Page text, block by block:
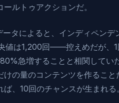
ルトゥアクションだ。
タによると、インディペンデ
値は1,200回——控えめだが、
急増することと相関してい
の量のコンテンツを作るこ
、10回のチャンスが生まれる。